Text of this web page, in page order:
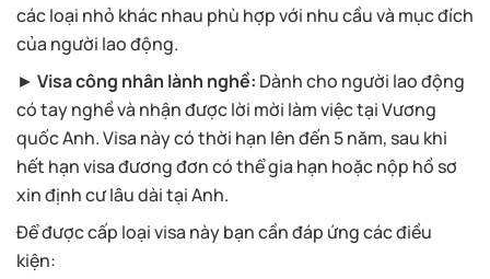
các loại nhỏ khác nhau phù hợp với nhu cầu và mục đích
của người lao động.
► Visa công nhân lành nghề: Dành cho người lao động
có tay nghề và nhận được lời mời làm việc tại Vương
quốc Anh. Visa này có thời hạn lên đến 5 năm, sau khi
hết hạn visa đương đơn có thể gia hạn hoặc nộp hồ sơ
xin định cư lâu dài tại Anh.
Để được cấp loại visa này bạn cần đáp ứng các điều
kiện: